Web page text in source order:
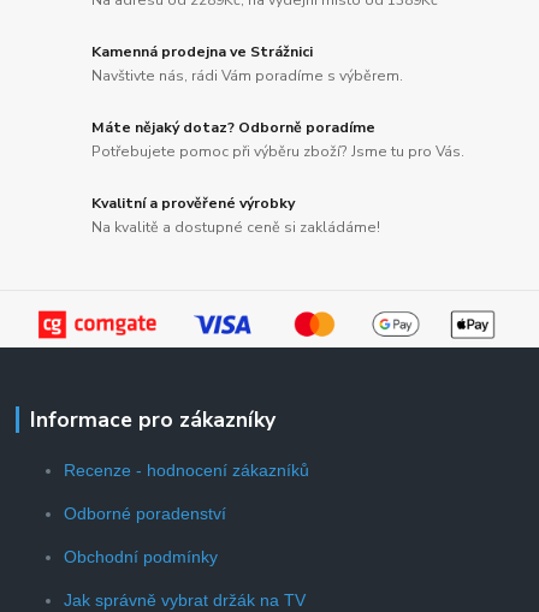
Kamenná prodejna ve Strážnici
Navštivte nás, rádi Vám poradíme s výběrem.
Máte nějaký dotaz? Odborně poradíme
Potřebujete pomoc při výběru zboží? Jsme tu pro Vás.
Kvalitní a prověřené výrobky
Na kvalitě a dostupné ceně si zakládáme!
Informace pro zákazníky
Recenze - hodnocení zákazníků
Odborné poradenství
Obchodní podmínky
Jak správně vybrat držák na TV